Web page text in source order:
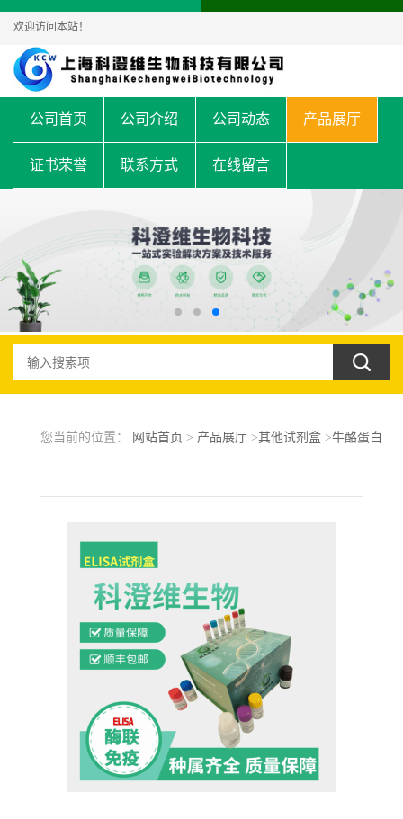
欢迎访问本站！
公司首页 公司介绍 公司动态 产品展厅
证书荣誉 联系方式 在线留言
您当前的位置： 网站首页 > 产品展厅>其他试剂盒>牛酪蛋白